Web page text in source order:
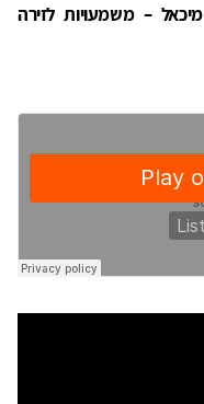
– משמעויות לזירה